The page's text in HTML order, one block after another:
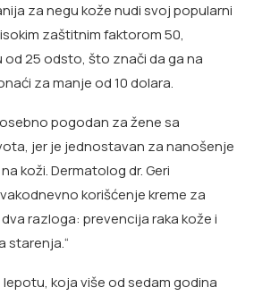
za negu kože nudi svoj popularni
zaštitnim faktorom 50,
25 odsto, što znači da ga na
za manje od 10 dolara.
pogodan za žene sa
jer je jednostavan za nanošenje
koži. Dermatolog dr. Geri
korišćenje kreme za
razloga: prevencija raka kože i
starenja.“
koja više od sedam godina